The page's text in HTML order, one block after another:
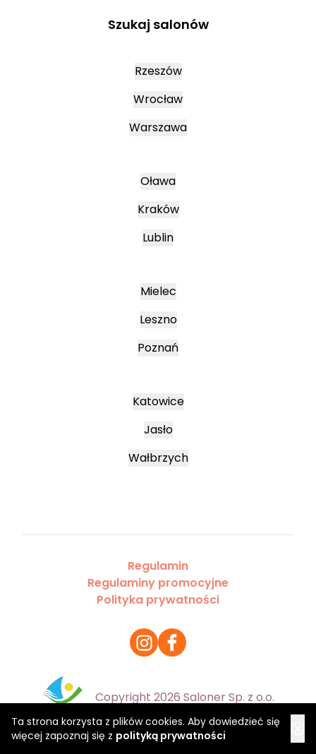
Ta strona korzysta z plików cookies. Aby dowiedzieć się
więcej zapoznaj się z polityką prywatności
Szukaj salonów
Rzeszów
Wrocław
Warszawa
Oława
Kraków
Lublin
Mielec
Leszno
Poznań
Katowice
Jasło
Wałbrzych
Regulamin
Regulaminy promocyjne
Polityka prywatności
Copyright 2026 Saloner Sp. z o.o.